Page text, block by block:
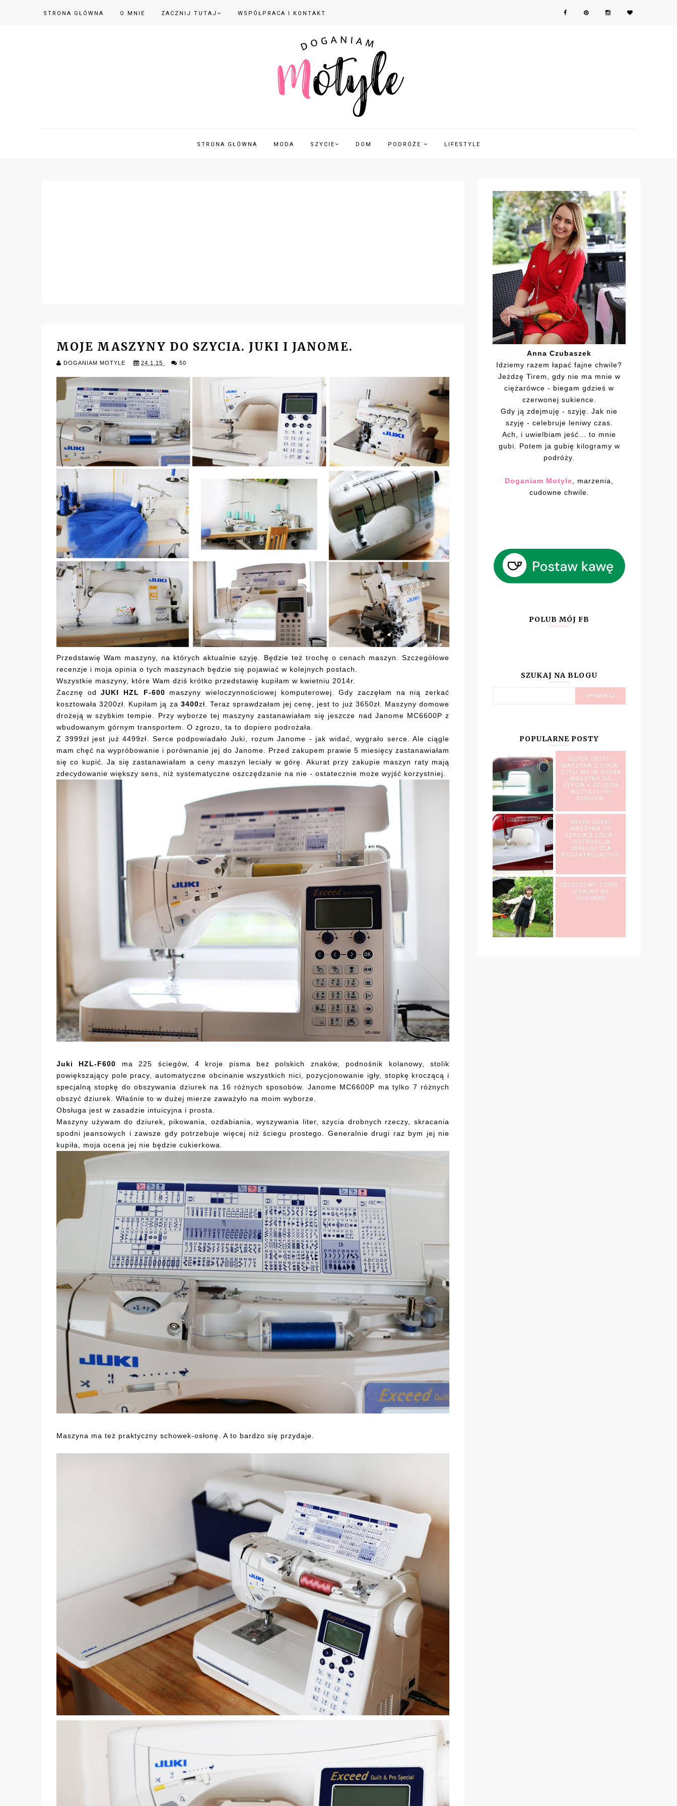
STRONA GŁÓWNA O MNIE ZACZNIJ TUTAJ WSPÓŁPRACA I KONTAKT
STRONA GŁÓWNA MODA SZYCIE DOM PODRÓŻE LIFESTYLE
MOJE MASZYNY DO SZYCIA. JUKI I JANOME.
DOGANIAM MOTYLE 24.1.15 50
Przedstawię Wam maszyny, na których aktualnie szyję. Będzie też trochę o cenach maszyn. Szczegółowe
recenzje i moja opinia o tych maszynach będzie się pojawiać w kolejnych postach.
Wszystkie maszyny, które Wam dziś krótko przedstawię kupiłam w kwietniu 2014r.
Zacznę odJUKI HZL F-600 maszyny wieloczynnościowej komputerowej. Gdy zaczęłam na nią zerkać
kosztowała 3200zł. Kupiłam ją za 3400zł. Teraz sprawdzałam jej cenę, jest to już 3650zł. Maszyny domowe
drożeją w szybkim tempie. Przy wyborze tej maszyny zastanawiałam się jeszcze nad Janome MC6600P z
wbudowanym górnym transportem. O zgrozo, ta to dopiero podrożała.
Z 3999zł jest już 4499zł. Serce podpowiadało Juki, rozum Janome - jak widać, wygrało serce. Ale ciągle
mam chęć na wypróbowanie i porównanie jej do Janome. Przed zakupem prawie 5 miesięcy zastanawiałam
się co kupić. Ja się zastanawiałam a ceny maszyn leciały w górę. Akurat przy zakupie maszyn raty mają
zdecydowanie większy sens, niż systematyczne oszczędzanie na nie - ostatecznie może wyjść korzystniej.
Juki HZL-F600 ma 225 ściegów, 4 kroje pisma bez polskich znaków, podnośnik kolanowy, stolik
powiększający pole pracy, automatyczne obcinanie wszystkich nici, pozycjonowanie igły, stopkę kroczącą i
specjalną stopkę do obszywania dziurek na 16 różnych sposobów. Janome MC6600P ma tylko 7 różnych
obszyć dziurek. Właśnie to w dużej mierze zaważyło na moim wyborze.
Obsługa jest w zasadzie intuicyjna i prosta.
Maszyny używam do dziurek, pikowania, ozdabiania, wyszywania liter, szycia drobnych rzeczy, skracania
spodni jeansowych i zawsze gdy potrzebuje więcej niż ściegu prostego. Generalnie drugi raz bym jej nie
kupiła, moja ocena jej nie będzie cukierkowa.
Maszyna ma też praktyczny schowek-osłonę. A to bardzo się przydaje.
Anna Czubaszek
Idziemy razem łapać fajne chwile?
Jeżdzę Tirem, gdy nie ma mnie w
ciężarówce - biegam gdzieś w
czerwonej sukience.
Gdy ją zdejmuję - szyję. Jak nie
szyję - celebruje leniwy czas.
Ach, i uwielbiam jeść... to mnie
gubi. Potem ja gubię kilogramy w
podróży.
Doganiam Motyle , marzenia,
cudowne chwile.
POLUB MÓJ FB
SZUKAJ NA BLOGU
POPULARNE POSTY
SILVER CREST -
MASZYNA Z LIDLA.
CZYLI MOJA OCENA
MASZYNY DO
SZYCIA + ZDJĘCIA
WSZYSTKICH
ŚCIEGÓW.
SILVER CREST
MASZYNA DO
SZYCIA Z LIDLA -
INSTRUKCJA
OBSŁUGI DLA
POCZĄTKUJĄCYCH
DESZCZOWY DZIEŃ -
IDEALNY NA
SUKIENKĘ